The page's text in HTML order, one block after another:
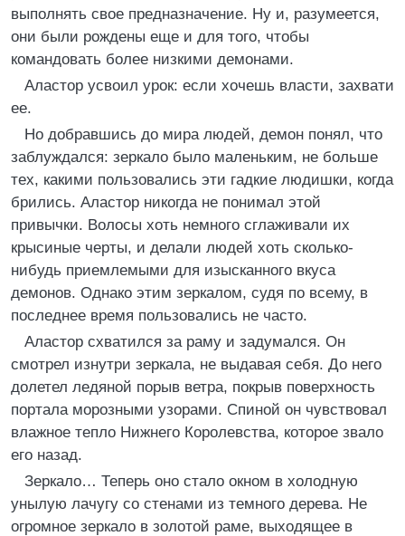
выполнять свое предназначение. Ну и, разумеется,
они были рождены еще и для того, чтобы
командовать более низкими демонами.
Аластор усвоил урок: если хочешь власти, захвати
ее.
Но добравшись до мира людей, демон понял, что
заблуждался: зеркало было маленьким, не больше
тех, какими пользовались эти гадкие людишки, когда
брились. Аластор никогда не понимал этой
привычки. Волосы хоть немного сглаживали их
крысиные черты, и делали людей хоть сколько-
нибудь приемлемыми для изысканного вкуса
демонов. Однако этим зеркалом, судя по всему, в
последнее время пользовались не часто.
Аластор схватился за раму и задумался. Он
смотрел изнутри зеркала, не выдавая себя. До него
долетел ледяной порыв ветра, покрыв поверхность
портала морозными узорами. Спиной он чувствовал
влажное тепло Нижнего Королевства, которое звало
его назад.
Зеркало… Теперь оно стало окном в холодную
унылую лачугу со стенами из темного дерева. Не
огромное зеркало в золотой раме, выходящее в